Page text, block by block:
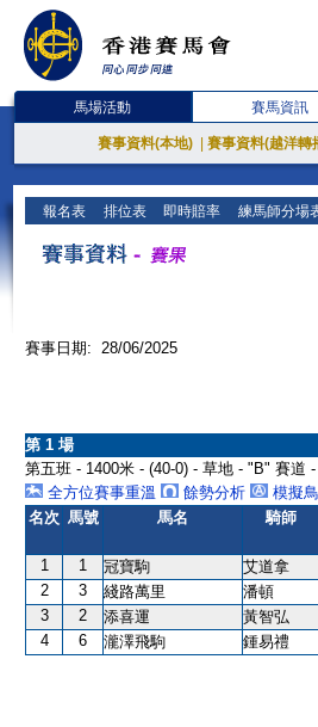
馬場活動 賽馬資訊
賽事資料(本地) 賽事資料(越洋轉
報名表 排位表 即時賠率 練馬師分場
賽事日期: 28/06/2025
第 1 場
第五班 - 1400米 - (40-0) - 草地 - "B" 賽道
全方位賽事重溫
餘勢分析
模擬
名次 馬號 馬名 騎師
1 1 冠寶駒 艾道拿
2
3 綫路萬里 潘頓
3
2 添喜運 黃智弘
4
6 瀧澤飛駒 鍾易禮